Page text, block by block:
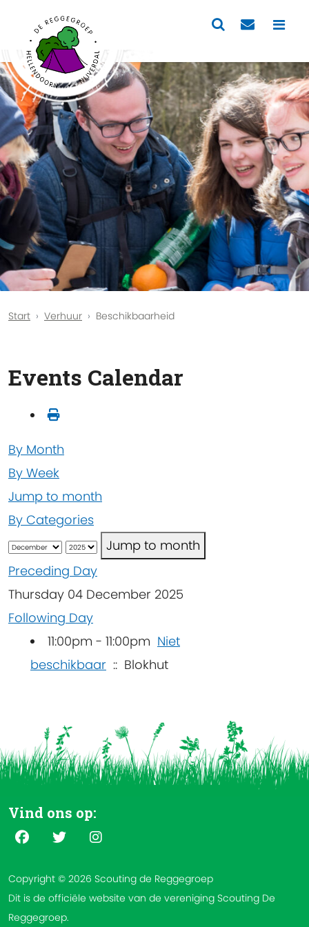
Start Verhuur Beschikbaarheid
Events Calendar
By Month
By Week
Jump to month
By Categories
Jump to month
Preceding Day
Thursday 04 December 2025
Following Day
11:00pm - 11:00pm Niet
beschikbaar :: Blokhut
Vind ons op:
Copyright © 2026 Scouting de Reggegroep
Dit is de officiële website van de vereniging Scouting De
Reggegroep.